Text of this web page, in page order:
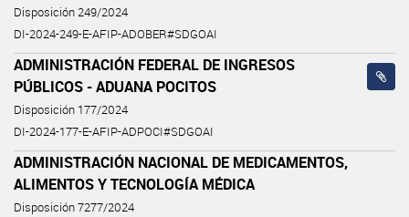
Disposición 249/2024
DI-2024-249-E-AFIP-ADOBER#SDGOAI
ADMINISTRACIÓN FEDERAL DE INGRESOS
PÚBLICOS - ADUANA POCITOS
Disposición 177/2024
DI-2024-177-E-AFIP-ADPOCI#SDGOAI
ADMINISTRACIÓN NACIONAL DE MEDICAMENTOS,
ALIMENTOS Y TECNOLOGÍA MÉDICA
Disposición 7277/2024